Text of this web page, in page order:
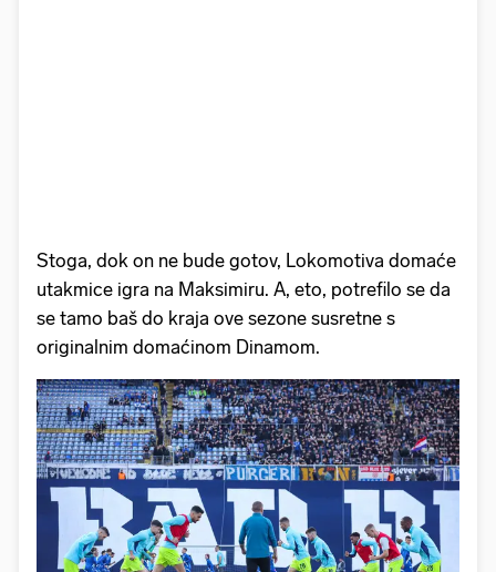
Stoga, dok on ne bude gotov, Lokomotiva domaće
utakmice igra na Maksimiru. A, eto, potrefilo se da
se tamo baš do kraja ove sezone susretne s
originalnim domaćinom Dinamom.